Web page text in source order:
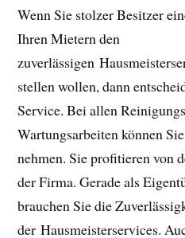
Wenn Sie stolzer Besitzer
Ihren Mietern den
zuverlässigen
stellen wollen, dann
Service. Bei allen
Wartungsarbeiten können
nehmen. Sie profitieren von
der Firma. Gerade als
brauchen Sie die
der Hausmeisterservices.